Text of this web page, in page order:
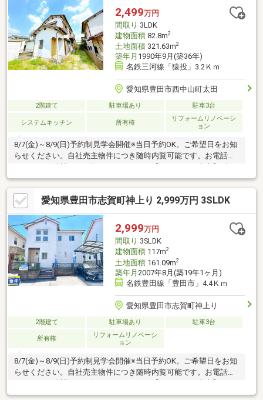
2,499万円
間取り 3LDK
建物面積82.8m2
土地面積321.63m2
築年月 1990年9月(築36年)
名鉄三河線「猿投」3.2Ｋｍ
愛知県豊田市西中山町太田
2階建て 駐車場あり 駐車3台
システムキッチン 所有権
リフォームリノベーシ
ョン
8/7(金)～8/9(日)予約制見学会開催※当日予約OK。ご希望日をお知
らせください。自社売主物件につき随時内覧可能です。お電話か
準シロアリ防除工事、クリーニング●外構・外装外壁塗装●水回り
ユニットバス交換、トイレ交換、洗面化粧台交換●内装クロス張
替え●その他設備インターホン設置、火災警報器設置、照明器具
交換【おすすめポイント】・本物件は条件により住宅ローン減税
が適用されます。・お客様に合わせたローンの組み方や金融機関
をご提案。住宅ローンが初めての方でもお気軽にご相
愛知県豊田市志賀町神上り 2,999万円 3SLDK
2,999万円
間取り 3SLDK
建物面積117m2
土地面積161.09m2
築年月 2007年8月(築19年1ヶ月)
名鉄豊田線「豊田市」4.4Ｋｍ
愛知県豊田市志賀町神上り
2階建て 駐車場あり 駐車3台
所有権
リフォームリノベーシ
ョン
8/7(金)～8/9(日)予約制見学会開催※当日予約OK。ご希望日をお知
らせください。自社売主物件につき随時内覧可能です。お電話か
アリ工防除工事、クリーニング外壁塗装トイレ交換、洗面化粧台